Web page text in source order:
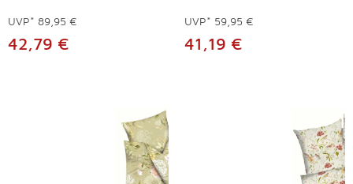
UVP* 89,95 €
42,79 €
UVP* 59,95 €
41,19 €